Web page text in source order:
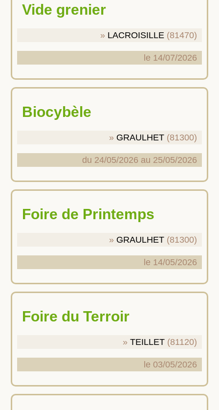
Vide grenier
LACROISILLE (81470)
le 14/07/2026
Biocybèle
GRAULHET (81300)
du 24/05/2026 au 25/05/2026
Foire de Printemps
GRAULHET (81300)
le 14/05/2026
Foire du Terroir
TEILLET (81120)
le 03/05/2026